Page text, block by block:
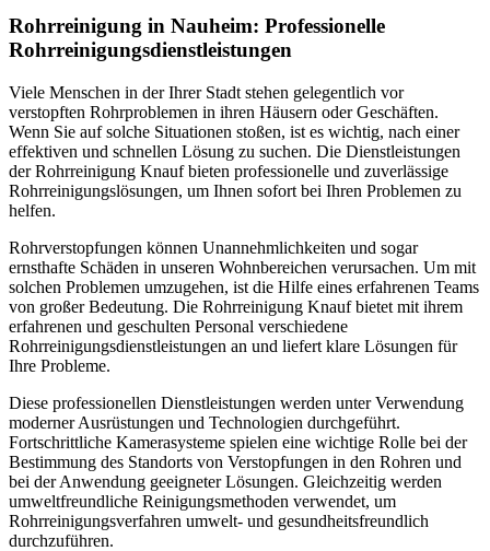
Rohrreinigung in Nauheim: Professionelle
Rohrreinigungsdienstleistungen
Viele Menschen in der Ihrer Stadt stehen gelegentlich vor
verstopften Rohrproblemen in ihren Häusern oder Geschäften.
Wenn Sie auf solche Situationen stoßen, ist es wichtig, nach einer
effektiven und schnellen Lösung zu suchen. Die Dienstleistungen
der Rohrreinigung Knauf bieten professionelle und zuverlässige
Rohrreinigungslösungen, um Ihnen sofort bei Ihren Problemen zu
helfen.
Rohrverstopfungen können Unannehmlichkeiten und sogar
ernsthafte Schäden in unseren Wohnbereichen verursachen. Um mit
solchen Problemen umzugehen, ist die Hilfe eines erfahrenen Teams
von großer Bedeutung. Die Rohrreinigung Knauf bietet mit ihrem
erfahrenen und geschulten Personal verschiedene
Rohrreinigungsdienstleistungen an und liefert klare Lösungen für
Ihre Probleme.
Diese professionellen Dienstleistungen werden unter Verwendung
moderner Ausrüstungen und Technologien durchgeführt.
Fortschrittliche Kamerasysteme spielen eine wichtige Rolle bei der
Bestimmung des Standorts von Verstopfungen in den Rohren und
bei der Anwendung geeigneter Lösungen. Gleichzeitig werden
umweltfreundliche Reinigungsmethoden verwendet, um
Rohrreinigungsverfahren umwelt- und gesundheitsfreundlich
durchzuführen.